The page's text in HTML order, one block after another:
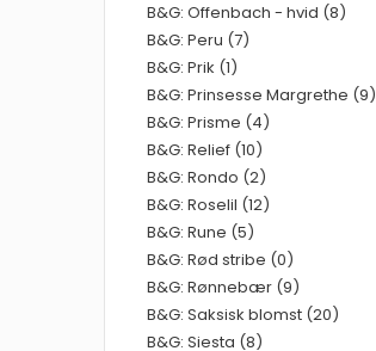
B&G: Offenbach - hvid (8)
B&G: Peru (7)
B&G: Prik (1)
B&G: Prinsesse Margrethe (9)
B&G: Prisme (4)
B&G: Relief (10)
B&G: Rondo (2)
B&G: Roselil (12)
B&G: Rune (5)
B&G: Rød stribe (0)
B&G: Rønnebær (9)
B&G: Saksisk blomst (20)
B&G: Siesta (8)